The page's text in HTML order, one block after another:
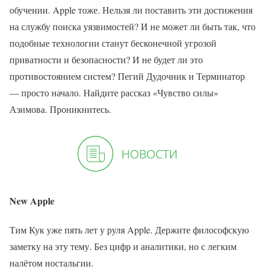
обучении. Apple тоже. Нельзя ли поставить эти достижения
на службу поиска уязвимостей? И не может ли быть так, что
подобные технологии станут бесконечной угрозой
приватности и безопасности? И не будет ли это
противостоянием систем? Пегий Дудочник и Терминатор
— просто начало. Найдите рассказ «Чувство силы»
Азимова. Проникнитесь.
New Apple
Тим Кук уже пять лет у руля Apple. Держите философскую
заметку на эту тему. Без цифр и аналитики, но с легким
налётом ностальгии.